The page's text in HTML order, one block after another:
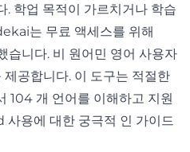
. 학업 목적이 가르치거나 학습
는 무료 액세스를 위해
니다. 비 원어민 영어 사용자
공합니다. 이 도구는 적절한
104 개 언어를 이해하고 지원
용에 대한 궁극적 인 가이드